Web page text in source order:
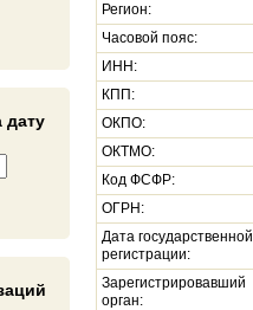
дату
Регион:
Часовой пояс:
ИНН:
КПП:
ОКПО:
ОКТМО:
Код ФСФР:
ОГРН:
Дата государственной
регистрации:
Зарегистрировавший
орган: